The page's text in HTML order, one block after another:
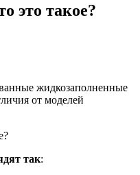
это такое?
жидкозаполненные
от моделей
так: